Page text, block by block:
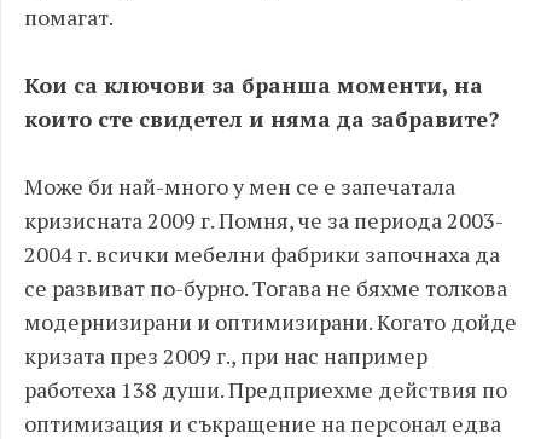
помагат.
Кои са ключови за бранша моменти, на
които сте свидетел и няма да забравите?
Може би най-много у мен се е запечатала
кризисната 2009 г. Помня, че за периода 2003-
2004 г. всички мебелни фабрики започнаха да
се развиват по-бурно. Тогава не бяхме толкова
модернизирани и оптимизирани. Когато дойде
кризата през 2009 г., при нас например
работеха 138 души. Предприехме действия по
оптимизация и съкращение на персонал едва